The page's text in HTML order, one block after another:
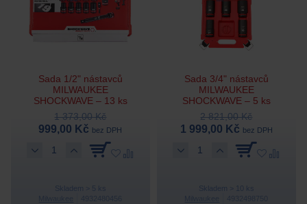
Sada 1/2" nástavců
MILWAUKEE
SHOCKWAVE – 13 ks
1 373,00 Kč
999,00 Kč bez DPH
Skladem > 5 ks
Sada 3/4" nástavců
MILWAUKEE
SHOCKWAVE – 5 ks
2 821,00 Kč
1 999,00 Kč bez DPH
Skladem > 10 ks